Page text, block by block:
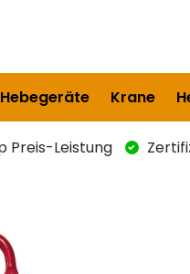
Hebegeräte Krane
Preis-Leistung